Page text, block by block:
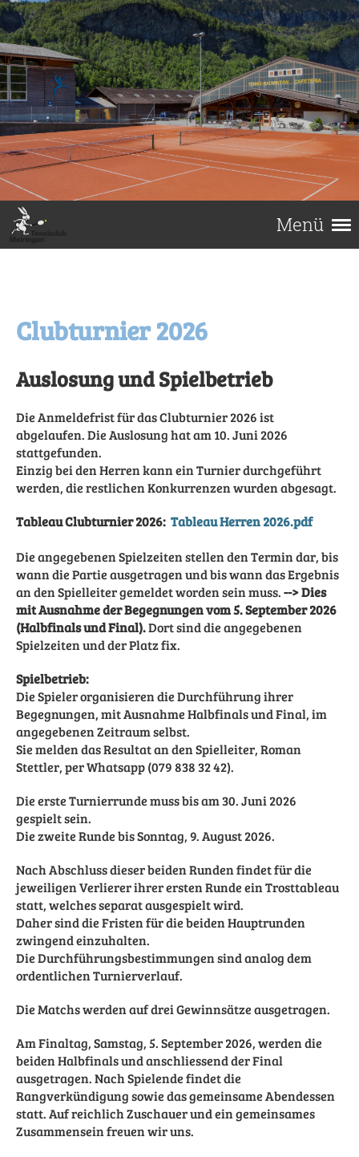
Menü
Clubturnier 2026
Auslosung und Spielbetrieb
Die Anmeldefrist für das Clubturnier 2026 ist
abgelaufen. Die Auslosung hat am 10. Juni 2026
stattgefunden.
Einzig bei den Herren kann ein Turnier durchgeführt
werden, die restlichen Konkurrenzen wurden abgesagt.
Tableau Clubturnier 2026: Tableau Herren 2026.pdf
Die angegebenen Spielzeiten stellen den Termin dar, bis
wann die Partie ausgetragen und bis wann das Ergebnis
an den Spielleiter gemeldet worden sein muss.--> Dies
mit Ausnahme der Begegnungen vom 5. September 2026
(Halbfinals und Final).Dort sind die angegebenen
Spielzeiten und der Platz fix.
Spielbetrieb:
Die Spieler organisieren die Durchführung ihrer
Begegnungen, mit Ausnahme Halbfinals und Final, im
angegebenen Zeitraum selbst.
Sie melden das Resultat an den Spielleiter, Roman
Stettler, per Whatsapp (079 838 32 42).
Die erste Turnierrunde muss bis am 30. Juni 2026
gespielt sein.
Die zweite Runde bis Sonntag, 9. August 2026.
Nach Abschluss dieser beiden Runden findet für die
jeweiligen Verlierer ihrer ersten Runde ein Trosttableau
statt, welches separat ausgespielt wird.
Daher sind die Fristen für die beiden Hauptrunden
zwingend einzuhalten.
Die Durchführungsbestimmungen sind analog dem
ordentlichen Turnierverlauf.
Die Matchs werden auf drei Gewinnsätze ausgetragen.
Am Finaltag, Samstag, 5. September 2026, werden die
beiden Halbfinals und anschliessend der Final
ausgetragen. Nach Spielende findet die
Rangverkündigung sowie das gemeinsame Abendessen
statt. Auf reichlich Zuschauer und ein gemeinsames
Zusammensein freuen wir uns.